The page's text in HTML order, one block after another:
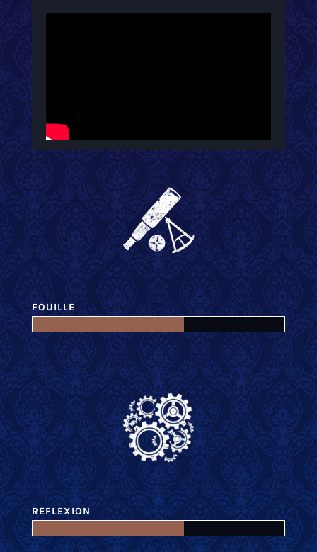
FOUILLE
REFLEXION